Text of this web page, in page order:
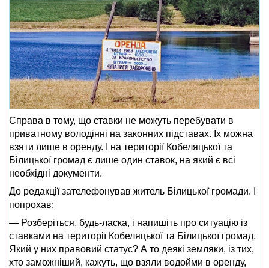
Справа в тому, що ставки не можуть перебувати в
приватному володінні на законних підставах. Їх можна
взяти лише в оренду. І на території Кобеляцької та
Білицької громад є лише один ставок, на який є всі
необхідні документи.
До редакції зателефонував житель Білицької громади. І
попрохав:
— Розберіться, будь-ласка, і напишіть про ситуацію із
ставками на території Кобеляцької та Білицької громад.
Який у них правовий статус? А то деякі земляки, із тих,
хто заможніший, кажуть, що взяли водойми в оренду,